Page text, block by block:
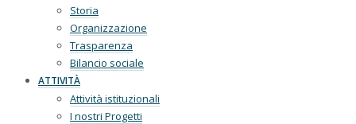
Storia
Organizzazione
Trasparenza
Bilancio sociale
ATTIVITÀ
Attività istituzionali
I nostri Progetti